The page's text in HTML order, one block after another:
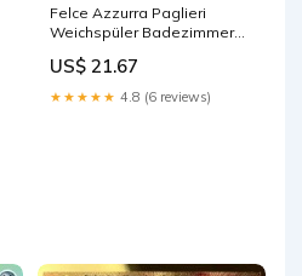
Felce Azzurra Paglieri
Weichspüler Badezimmer
Stück Flüssiger Weichspüler
italienisch Original Lattelah
US$ 21.67
★★★★★ 4.8 (6 reviews)